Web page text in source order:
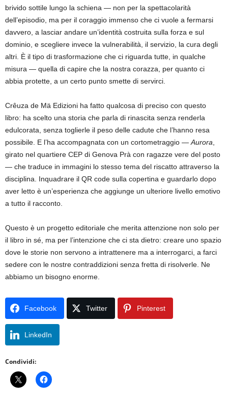
brivido sottile lungo la schiena — non per la spettacolarità
dell’episodio, ma per il coraggio immenso che ci vuole a fermarsi
davvero, a lasciar andare un’identità costruita sulla forza e sul
dominio, e scegliere invece la vulnerabilità, il servizio, la cura degli
altri. È il tipo di trasformazione che ci riguarda tutte, in qualche
misura — quella di capire che la nostra corazza, per quanto ci
abbia protette, a un certo punto smette di servirci.
Crêuza de Mä Edizioni ha fatto qualcosa di preciso con questo
libro: ha scelto una storia che parla di rinascita senza renderla
edulcorata, senza toglierle il peso delle cadute che l’hanno resa
possibile. E l’ha accompagnata con un cortometraggio — Aurora
girato nel quartiere CEP di Genova Prà con ragazze vere del posto
— che traduce in immagini lo stesso tema del riscatto attraverso la
disciplina. Inquadrare il QR code sulla copertina e guardarlo dopo
aver letto è un’esperienza che aggiunge un ulteriore livello emotivo
a tutto il racconto.
Questo è un progetto editoriale che merita attenzione non solo per
il libro in sé, ma per l’intenzione che ci sta dietro: creare uno spazio
dove le storie non servono a intrattenere ma a interrogarci, a farci
sedere con le nostre contraddizioni senza fretta di risolverle. Ne
abbiamo un bisogno enorme.
Facebook Twitter Pinterest
LinkedIn
Condividi: